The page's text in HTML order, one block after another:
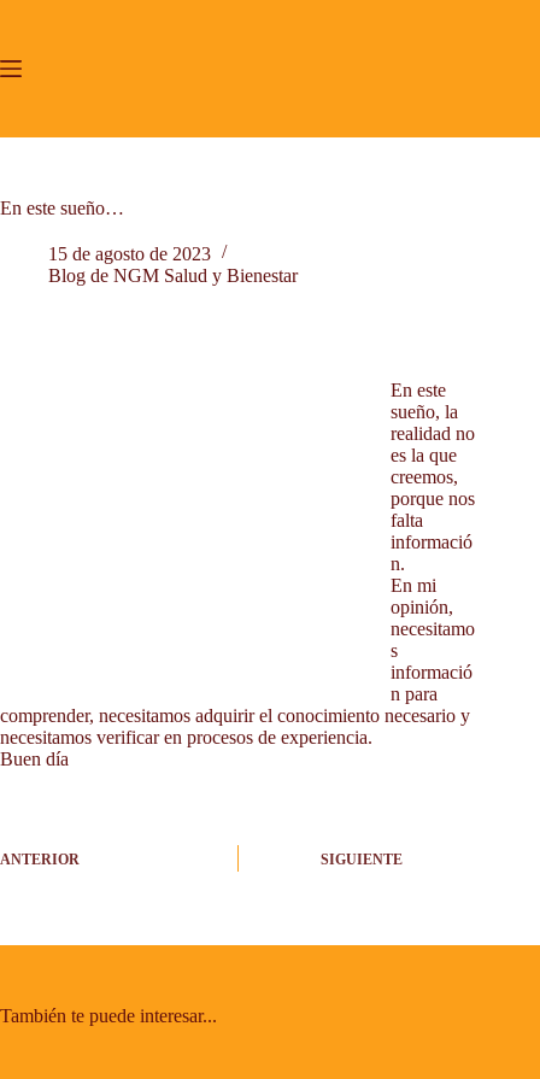
En este sueño…
15 de agosto de 2023
Blog de NGM Salud y Bienestar
En este
sueño, la
realidad no
es la que
creemos,
porque nos
falta
informació
n.
En mi
opinión,
necesitamo
s
informació
n para
comprender, necesitamos adquirir el conocimiento necesario y
necesitamos verificar en procesos de experiencia.
Buen día
ANTERIOR SIGUIENTE
También te puede interesar...